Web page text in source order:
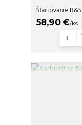
Štartovanie
58,90 €/ks